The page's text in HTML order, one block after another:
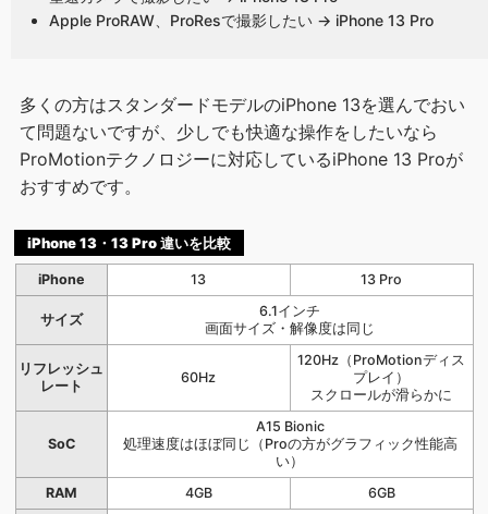
Apple ProRAW、ProResで撮影したい → iPhone 13 Pro
多くの方はスタンダードモデルのiPhone 13を選んでおい
て問題ないですが、少しでも快適な操作をしたいなら
ProMotionテクノロジーに対応しているiPhone 13 Proが
おすすめです。
iPhone 13・13 Pro 違いを比較
iPhone 13 13 Pro
サイズ
6.1インチ
画面サイズ・解像度は同じ
リフレッシュ
レート
60Hz
120Hz（ProMotionディス
プレイ）
スクロールが滑らかに
SoC
A15 Bionic
処理速度はほぼ同じ（Proの方がグラフィック性能高
い）
RAM
4GB 6GB